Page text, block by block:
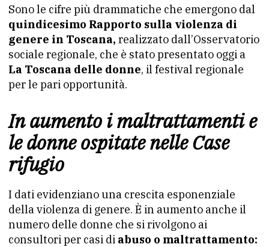
Sono le cifre più drammatiche che emergono dal
quindicesimo Rapporto sulla violenza di
genere in Toscana, realizzato dall’Osservatorio
sociale regionale, che è stato presentato oggi a
La Toscana delle donne, il festival regionale
per le pari opportunità.
In aumento i maltrattamenti e
le donne ospitate nelle Case
rifugio
I dati evidenziano una crescita esponenziale
della violenza di genere. È in aumento anche il
numero delle donne che si rivolgono ai
consultori per casi di abuso o maltrattamento: